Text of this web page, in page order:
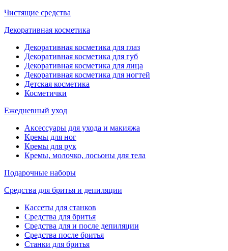
Чистящие средства
Декоративная косметика
Декоративная косметика для глаз
Декоративная косметика для губ
Декоративная косметика для лица
Декоративная косметика для ногтей
Детская косметика
Косметички
Ежедневный уход
Аксессуары для ухода и макияжа
Кремы для ног
Кремы для рук
Кремы, молочко, лосьоны для тела
Подарочные наборы
Средства для бритья и депиляции
Кассеты для станков
Средства для бритья
Средства для и после депиляции
Средства после бритья
Станки для бритья